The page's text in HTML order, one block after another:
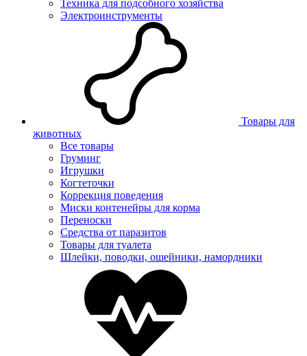
Техника для подсобного хозяйства
Электроинструменты
Товары для
животных
Все товары
Груминг
Игрушки
Когтеточки
Коррекция поведения
Миски контенейры для корма
Переноски
Средства от паразитов
Товары для туалета
Шлейки, поводки, ошейники, намордники